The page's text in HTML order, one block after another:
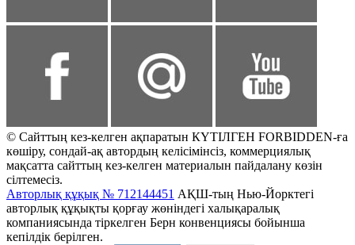
© Сайттың кез-келген ақпаратын КҮТІЛГЕН FORBIDDEN-ға
көшіру, сондай-ақ автордың келісімінсіз, коммерциялық
мақсатта сайттың кез-келген материалын пайдалану көзін
сілтемесіз.
Авторлық құқық № 712144451 АҚШ-тың Нью-Йорктегі
авторлық құқықты қорғау жөніндегі халықаралық
компаниясында тіркелген Берн конвенциясы бойынша
кепілдік берілген.